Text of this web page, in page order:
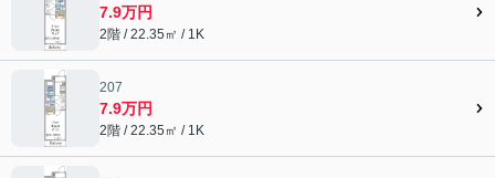
7.9万円
2階 / 22.35㎡ / 1K
207
7.9万円
2階 / 22.35㎡ / 1K